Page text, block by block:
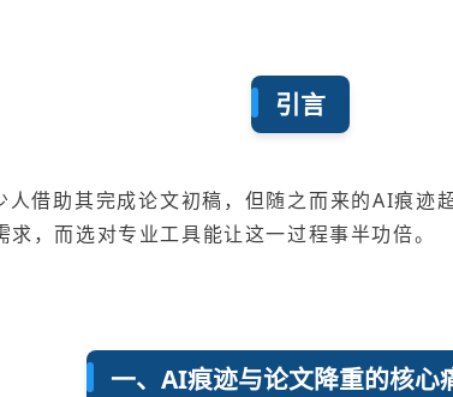
引言
借助其完成论文初稿，但随之而来的AI痕迹
，而选对专业工具能让这一过程事半功倍。
一、AI痕迹与论文降重的核心